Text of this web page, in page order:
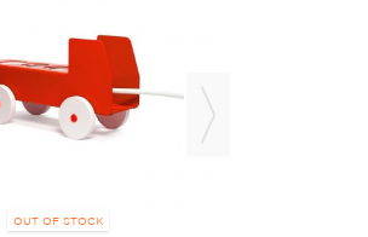
OUT OF STOCK